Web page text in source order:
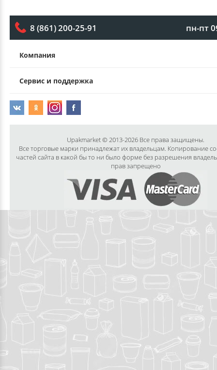
8 (861) 200-25-91 пн-пт
Компания
Сервис и поддержка
Upakmarket © 2013-2026 Все права защищены.
Все торговые марки принадлежат их владельцам. Копирование
частей сайта в какой бы то ни было форме без разрешения
прав запрещено